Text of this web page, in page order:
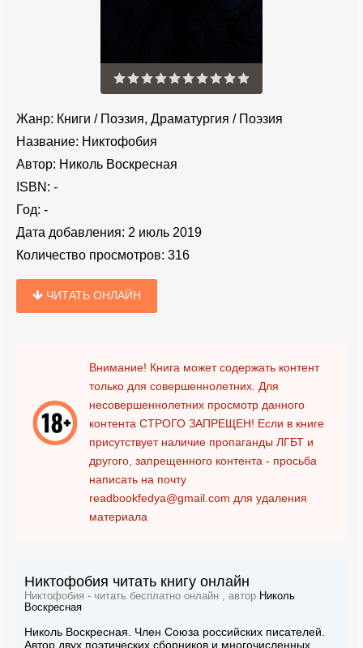
Жанр: Книги / Поэзия, Драматургия / Поэзия
Название: Никтофобия
Автор: Николь Воскресная
ISBN: -
Год: -
Дата добавления: 2 июль 2019
Количество просмотров: 316
ЧИТАТЬ ОНЛАЙН
Внимание! Книга может содержать контент
только для совершеннолетних. Для
несовершеннолетних просмотр данного
контента СТРОГО ЗАПРЕЩЕН! Если в книге
присутствует наличие пропаганды ЛГБТ и
другого, запрещенного контента - просьба
написать на почту
readbookfedya@gmail.com для удаления
материала
Никтофобия читать книгу онлайн
Никтофобия - читать бесплатно онлайн , автор Николь
Воскресная
Николь Воскресная. Член Союза российских писателей.
Автор двух поэтических сборников и многочисленных